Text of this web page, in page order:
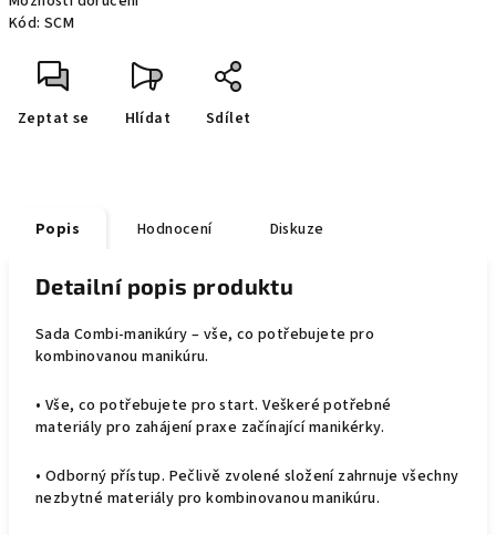
Kód: SCM
Zeptat se Hlídat Sdílet
Popis Hodnocení Diskuze
Detailní popis produktu
Sada Combi-manikúry – vše, co potřebujete pro
kombinovanou manikúru.
• Vše, co potřebujete pro start. Veškeré potřebné
materiály pro zahájení praxe začínající manikérky.
• Odborný přístup. Pečlivě zvolené složení zahrnuje všechny
nezbytné materiály pro kombinovanou manikúru.